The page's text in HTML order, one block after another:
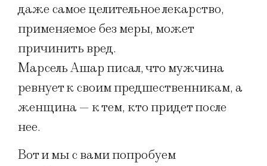
даже самое целительное лекарство,
применяемое без меры, может
причинить вред.
Марсель Ашар писал, что мужчина
ревнует к своим предшественникам, а
женщина — к тем, кто придет после
нее.
Вот и мы с вами попробуем